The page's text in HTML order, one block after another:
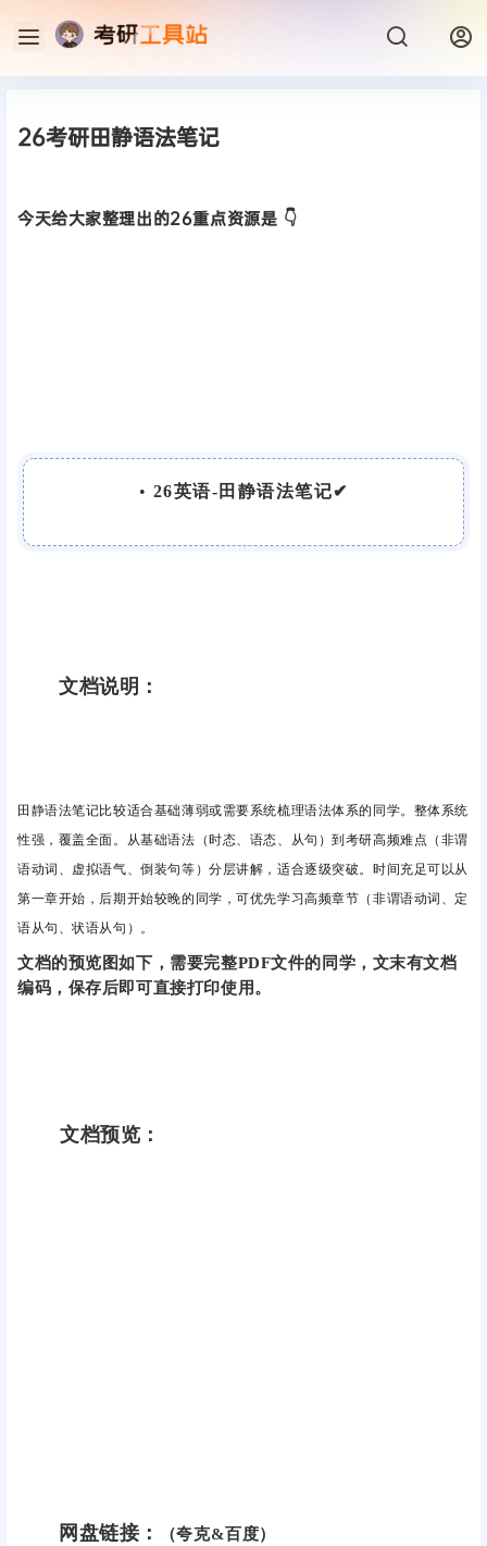
26考研田静语法笔记
今天给大家整理出的26重点资源是 👇
• 26英语-田静语法笔记✔
文档说明：
田静语法笔记比较适合基础薄弱或需要系统梳理语法体系的同学。整体系统
性强，覆盖全面。从基础语法（时态、语态、从句）到考研高频难点（非谓
语动词、虚拟语气、倒装句等）分层讲解，适合逐级突破。时间充足可以从
第一章开始，后期开始较晚的同学，可优先学习高频章节（非谓语动词、定
语从句、状语从句）。
文档的预览图如下，需要完整PDF文件的同学，文末有文档
编码，保存后即可直接打印使用。
文档预览：
网盘链接： （夸克&百度）